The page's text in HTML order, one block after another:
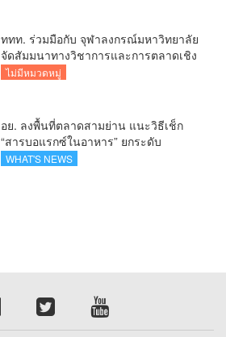
ททท. ร่วมมือกับ จุฬาลงกรณ์มหาวิทยาลัย
จัดสัมมนาทางวิชาการและการตลาดเชิง
รุกแนะเคล็ดลับปรับธุรกิจท่องเที่ยวไทย
ไม่มีหมวดหมู่
อย. ลงพื้นที่ตลาดสามย่าน แนะวิธีเช็ก
“สารบอแรกซ์ในอาหาร” ยกระดับ
ตลาดสดปลอดภัยเพื่อผู้บริโภค
WHAT'S NEWS